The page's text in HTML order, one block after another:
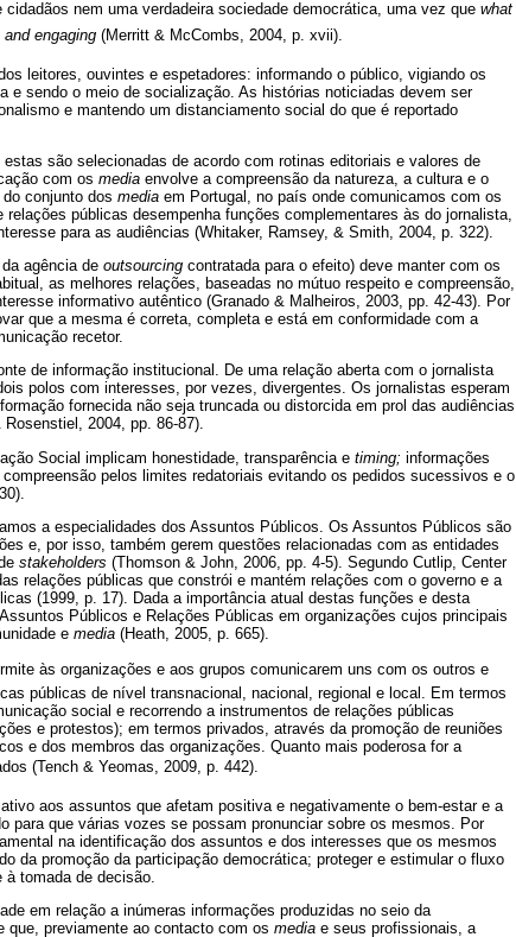
nem uma verdadeira sociedade democrática, uma vez que  what
engaging (Merritt & McCombs, 2004, p. xvii).
leitores, ouvintes e espetadores: informando o público, vigiando os
e sendo o meio de socialização. As histórias noticiadas devem ser
e mantendo um distanciamento social do que é reportado
são selecionadas de acordo com rotinas editoriais e valores de
com os media envolve a compreensão da natureza, a cultura e o
conjunto dos media em Portugal, no país onde comunicamos com os
públicas desempenha funções complementares às do jornalista,
para as audiências (Whitaker, Ramsey, & Smith, 2004, p. 322).
agência de outsourcing contratada para o efeito) deve manter com os
as melhores relações, baseadas no mútuo respeito e compreensão,
informativo autêntico (Granado & Malheiros, 2003, pp. 42-43). Por
que a mesma é correta, completa e está em conformidade com a
recetor.
de informação institucional. De uma relação aberta com o jornalista
polos com interesses, por vezes, divergentes. Os jornalistas esperam
fornecida não seja truncada ou distorcida em prol das audiências
2004, pp. 86-87).
Social implicam honestidade, transparência e timing; informações
pelos limites redatoriais evitando os pedidos sucessivos e o
a especialidades dos Assuntos Públicos. Os Assuntos Públicos são
e, por isso, também gerem questões relacionadas com as entidades
stakeholders (Thomson & John, 2006, pp. 4-5). Segundo Cutlip, Center
relações públicas que constrói e mantém relações com o governo e a
(1999, p. 17). Dada a importância atual destas funções e desta
Públicos e Relações Públicas em organizações cujos principais
e media (Heath, 2005, p. 665).
às organizações e aos grupos comunicarem uns com os outros e
públicas de nível transnacional, nacional, regional e local. Em termos
social e recorrendo a instrumentos de relações públicas
e protestos); em termos privados, através da promoção de reuniões
e dos membros das organizações. Quanto mais poderosa for a
(Tench & Yeomas, 2009, p. 442).
aos assuntos que afetam positiva e negativamente o bem-estar e a
para que várias vozes se possam pronunciar sobre os mesmos. Por
na identificação dos assuntos e dos interesses que os mesmos
da promoção da participação democrática; proteger e estimular o fluxo
tomada de decisão.
em relação a inúmeras informações produzidas no seio da
que, previamente ao contacto com os media e seus profissionais, a